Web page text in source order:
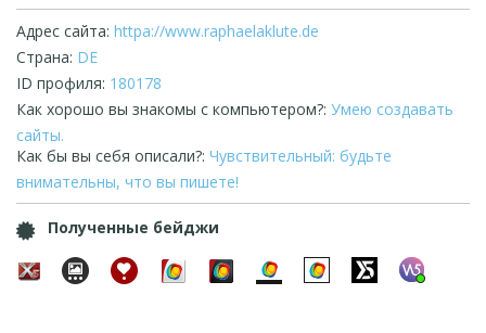
Адрес сайта: httpa://www.raphaelaklute.de
Страна: DE
ID профиля: 180178
Как хорошо вы знакомы с компьютером?: Умею создавать
сайты.
Как бы вы себя описали?: Чувствительный: будьте
внимательны, что вы пишете!
Полученные бейджи